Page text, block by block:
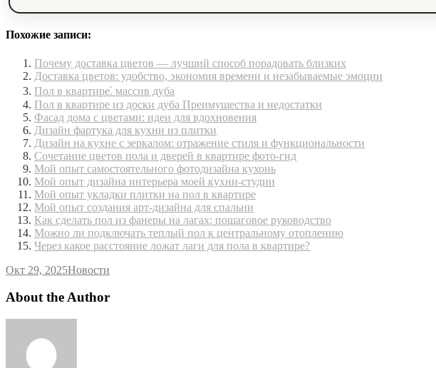
Похожие записи:
Почему доставка цветов — лучший способ порадовать близких
Доставка цветов: удобство, экономия времени и незабываемые эмоции
Пол в квартире⁚ массив дуба
Пол в квартире из доски дуба Преимущества и недостатки
Фасад дома с цветами: идеи для вдохновения
Дизайн фартука для кухни из плитки
Дизайн на кухне с зеркалом: отражение стиля и функциональности
Сочетание цветов пола и дверей в квартире фото-гид
Мой опыт самостоятельного фотодизайна кухонь
Мой опыт дизайна интерьера моей кухни-студии
Мой опыт укладки плитки на пол в квартире
Мой опыт создания арт-дизайна для спальни
Как сделать пол из фанеры на лагах: пошаговое руководство
Можно ли подключать теплый пол к центральному отоплению
Через какое расстояние ложат лаги для пола в квартире?
Окт 29, 2025Новости
About the Author